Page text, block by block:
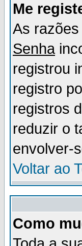
Me
As
Senha
registrou
registro
registros
reduzir o
envolver-
Voltar ao
Como